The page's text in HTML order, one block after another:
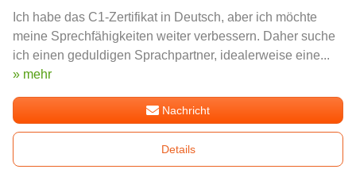
Ich habe das C1-Zertifikat in Deutsch, aber ich möchte
meine Sprechfähigkeiten weiter verbessern. Daher suche
ich einen geduldigen Sprachpartner, idealerweise eine...
» mehr
Nachricht
Details